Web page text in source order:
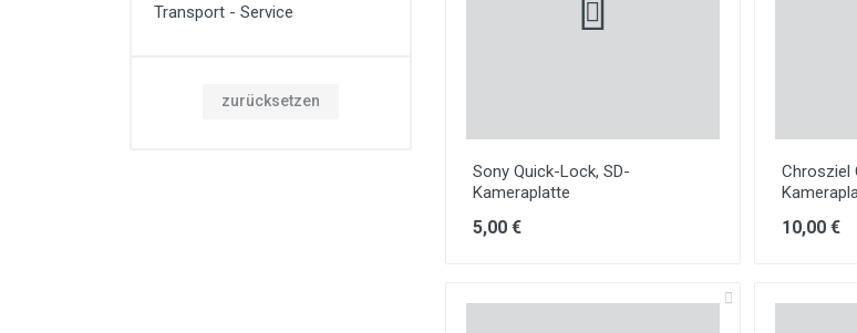
Transport - Service
zurücksetzen
Sony Quick-Lock, SD-
Kameraplatte
5,00 €
Chrosziel
10,00 €